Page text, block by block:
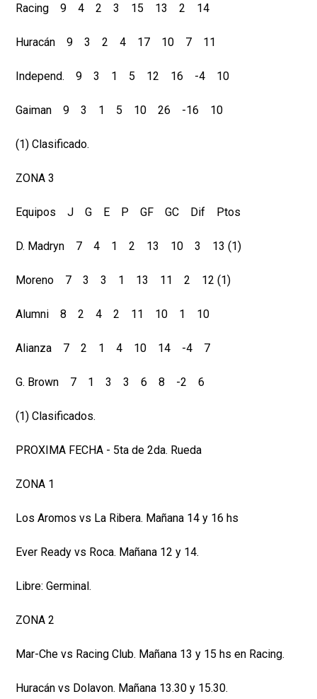
Racing 9 4 2 3 15 13 2 14
Huracán 9 3 2 4 17 10 7 11
Independ. 9 3 1 5 12 16 -4 10
Gaiman 9 3 1 5 10 26 -16 10
(1) Clasificado.
ZONA 3
Equipos J G E P GF GC Dif Ptos
D. Madryn 7 4 1 2 13 10 3 13 (1)
Moreno 7 3 3 1 13 11 2 12 (1)
Alumni 8 2 4 2 11 10 1 10
Alianza 7 2 1 4 10 14 -4 7
G. Brown 7 1 3 3 6 8 -2 6
(1) Clasificados.
PROXIMA FECHA - 5ta de 2da. Rueda
ZONA 1
Los Aromos vs La Ribera. Mañana 14 y 16 hs
Ever Ready vs Roca. Mañana 12 y 14.
Libre: Germinal.
ZONA 2
Mar-Che vs Racing Club. Mañana 13 y 15 hs en Racing.
Huracán vs Dolavon. Mañana 13.30 y 15.30.